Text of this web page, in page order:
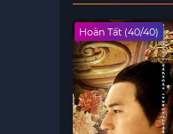
Hoàn Tất (40/40)